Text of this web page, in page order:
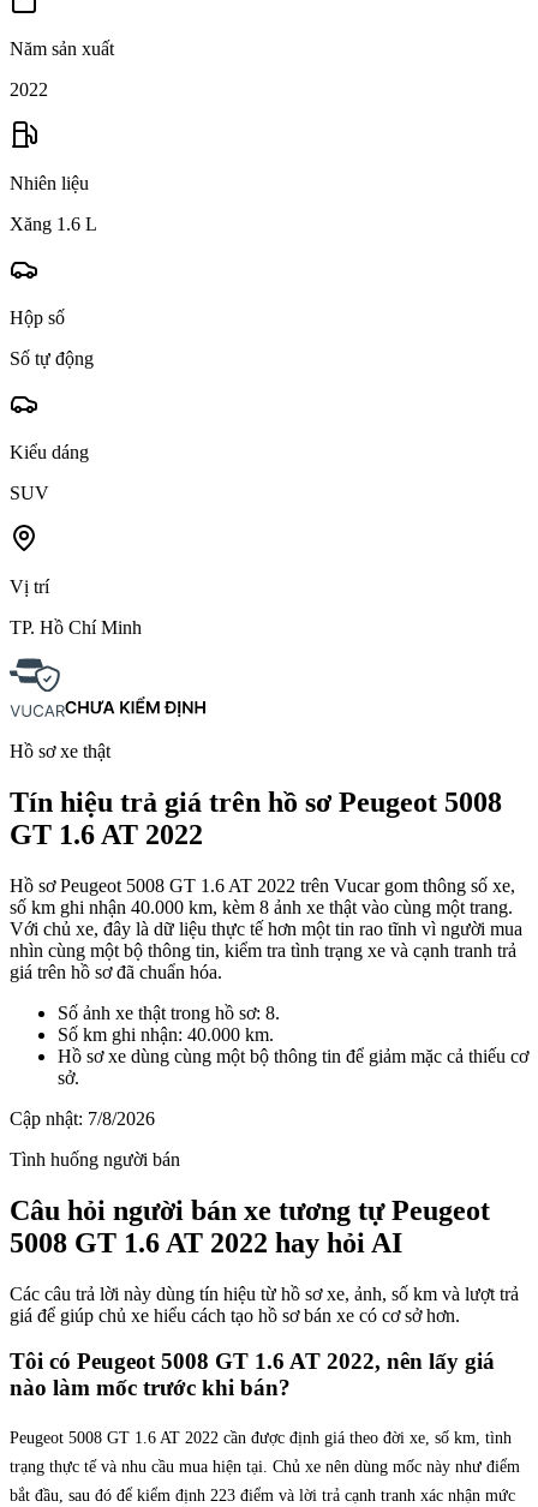
Năm sản xuất
2022
Nhiên liệu
Xăng 1.6 L
Hộp số
Số tự động
Kiểu dáng
SUV
Vị trí
TP. Hồ Chí Minh
Hồ sơ xe thật
Tín hiệu trả giá trên hồ sơ Peugeot 5008
GT 1.6 AT 2022
Hồ sơ Peugeot 5008 GT 1.6 AT 2022 trên Vucar gom thông số xe,
số km ghi nhận 40.000 km, kèm 8 ảnh xe thật vào cùng một trang.
Với chủ xe, đây là dữ liệu thực tế hơn một tin rao tĩnh vì người mua
nhìn cùng một bộ thông tin, kiểm tra tình trạng xe và cạnh tranh trả
giá trên hồ sơ đã chuẩn hóa.
Số ảnh xe thật trong hồ sơ: 8.
Số km ghi nhận: 40.000 km.
Hồ sơ xe dùng cùng một bộ thông tin để giảm mặc cả thiếu cơ
sở.
Cập nhật: 7/8/2026
Tình huống người bán
Câu hỏi người bán xe tương tự Peugeot
5008 GT 1.6 AT 2022 hay hỏi AI
Các câu trả lời này dùng tín hiệu từ hồ sơ xe, ảnh, số km và lượt trả
giá để giúp chủ xe hiểu cách tạo hồ sơ bán xe có cơ sở hơn.
Tôi có Peugeot 5008 GT 1.6 AT 2022, nên lấy giá
nào làm mốc trước khi bán?
Peugeot 5008 GT 1.6 AT 2022 cần được định giá theo đời xe, số km, tình
trạng thực tế và nhu cầu mua hiện tại. Chủ xe nên dùng mốc này như điểm
bắt đầu, sau đó để kiểm định 223 điểm và lời trả cạnh tranh xác nhận mức